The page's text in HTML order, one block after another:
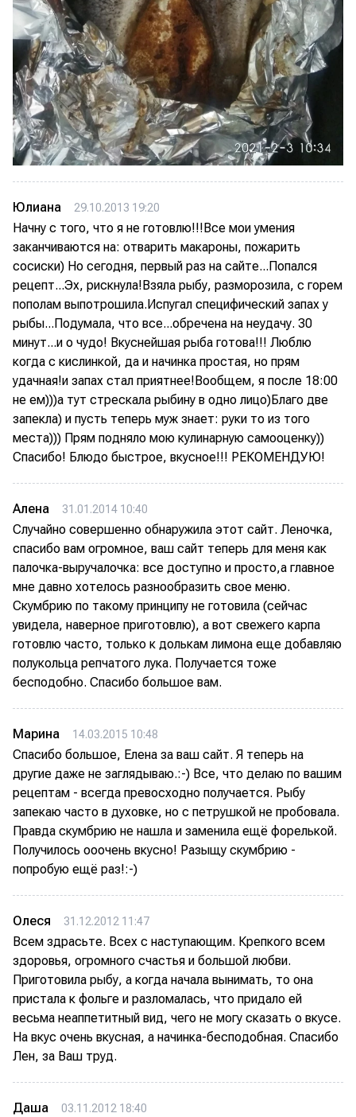
Юлиана 29.10.2013 19:20
Начну с того, что я не готовлю!!!Все мои умения
заканчиваются на: отварить макароны, пожарить
сосиски) Но сегодня, первый раз на сайте...Попался
рецепт...Эх, рискнула!Взяла рыбу, разморозила, с горем
пополам выпотрошила.Испугал специфический запах у
рыбы...Подумала, что все...обречена на неудачу. 30
минут...и о чудо! Вкуснейшая рыба готова!!! Люблю
когда с кислинкой, да и начинка простая, но прям
удачная!и запах стал приятнее!Вообщем, я после 18:00
не ем)))а тут стрескала рыбину в одно лицо)Благо две
запекла) и пусть теперь муж знает: руки то из того
места))) Прям подняло мою кулинарную самооценку))
Спасибо! Блюдо быстрое, вкусное!!! РЕКОМЕНДУЮ!
Алена 31.01.2014 10:40
Случайно совершенно обнаружила этот сайт. Леночка,
спасибо вам огромное, ваш сайт теперь для меня как
палочка-выручалочка: все доступно и просто,а главное
мне давно хотелось разнообразить свое меню.
Скумбрию по такому принципу не готовила (сейчас
увидела, наверное приготовлю), а вот свежего карпа
готовлю часто, только к долькам лимона еще добавляю
полукольца репчатого лука. Получается тоже
бесподобно. Спасибо большое вам.
Марина 14.03.2015 10:48
Спасибо большое, Елена за ваш сайт. Я теперь на
другие даже не заглядываю.:-) Все, что делаю по вашим
рецептам - всегда превосходно получается. Рыбу
запекаю часто в духовке, но с петрушкой не пробовала.
Правда скумбрию не нашла и заменила ещё форелькой.
Получилось ооочень вкусно! Разыщу скумбрию -
попробую ещё раз!:-)
Олеся 31.12.2012 11:47
Всем здрасьте. Всех с наступающим. Крепкого всем
здоровья, огромного счастья и большой любви.
Приготовила рыбу, а когда начала вынимать, то она
пристала к фольге и разломалась, что придало ей
весьма неаппетитный вид, чего не могу сказать о вкусе.
На вкус очень вкусная, а начинка-бесподобная. Спасибо
Лен, за Ваш труд.
Даша 03.11.2012 18:40